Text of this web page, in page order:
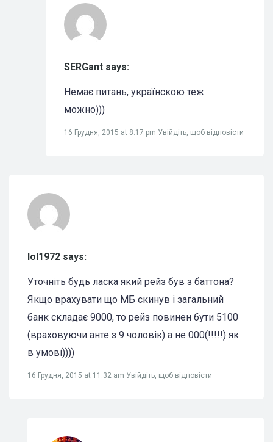
SERGant says:
Немає питань, українскою теж
можно)))
16 Грудня, 2015 at 8:17 pm Увійдіть, щоб відповісти
lol1972 says:
Уточніть будь ласка який рейз був з баттона?
Якщо врахувати що МБ скинув і загальний
банк складає 9000, то рейз повинен бути 5100
(враховуючи анте з 9 чоловік) а не 000(!!!!!) як
в умові))))
16 Грудня, 2015 at 11:32 am Увійдіть, щоб відповісти